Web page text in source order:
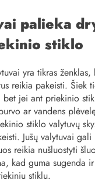
palieka
stiklo
yra tikras
reikia pakeisti. Šiek
bet jei ant priekinio
ar vandens
stiklo valytuvų
Jūsų valytuvai
reikia nušluostyti
kad guma sugenda
stiklu.